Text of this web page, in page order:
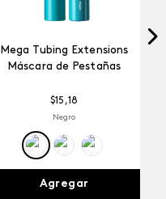
Mega Tubing Extensions
Máscara de Pestañas
$15 ,18
Negro
Agregar